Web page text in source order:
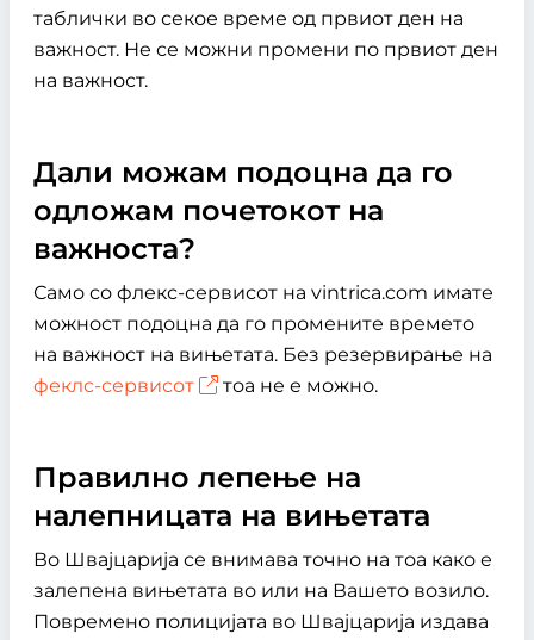
таблички во секое време од првиот ден на
важност. Не се можни промени по првиот ден
на важност.
Дали можам подоцна да го
одложам почетокот на
важноста?
Само со флекс-сервисот на vintrica.com имате
можност подоцна да го промените времето
на важност на вињетата. Без резервирање на
феклс-сервисот
тоа не е можно.
Правилно лепење на
налепницата на вињетата
Во Швајцарија се внимава точно на тоа како е
залепена вињетата во или на Вашето возило.
Повремено полицијата во Швајцарија издава